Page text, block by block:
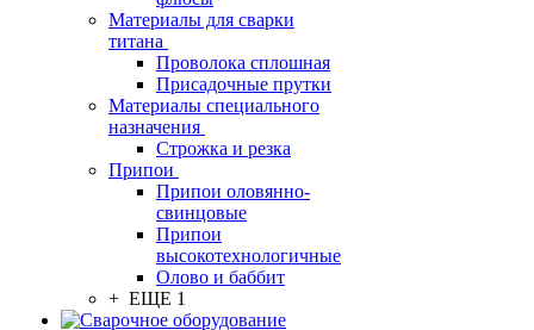
Материалы для сварки
титана
Проволока сплошная
Присадочные прутки
Материалы специального
назначения
Строжка и резка
Припои
Припои оловянно-
свинцовые
Припои
высокотехнологичные
Олово и баббит
+ ЕЩЕ 1